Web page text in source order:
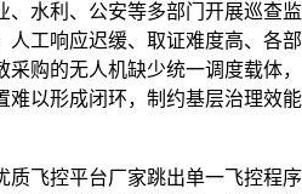
、水利、公安等多部门开展巡查监
人工响应迟缓、取证难度高、各部
购的无人机缺少统一调度载体，
难以形成闭环，制约基层治理效能
质飞控平台厂家跳出单一飞控程序